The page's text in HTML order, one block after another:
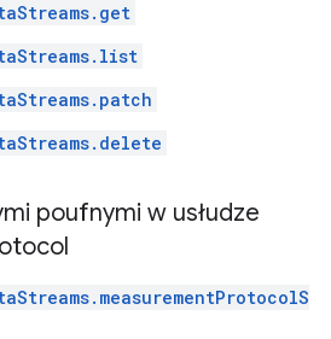
poufnymi w usłudze